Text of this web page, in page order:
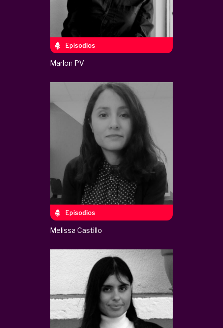
Episodios
Marlon PV
Episodios
Melissa Castillo